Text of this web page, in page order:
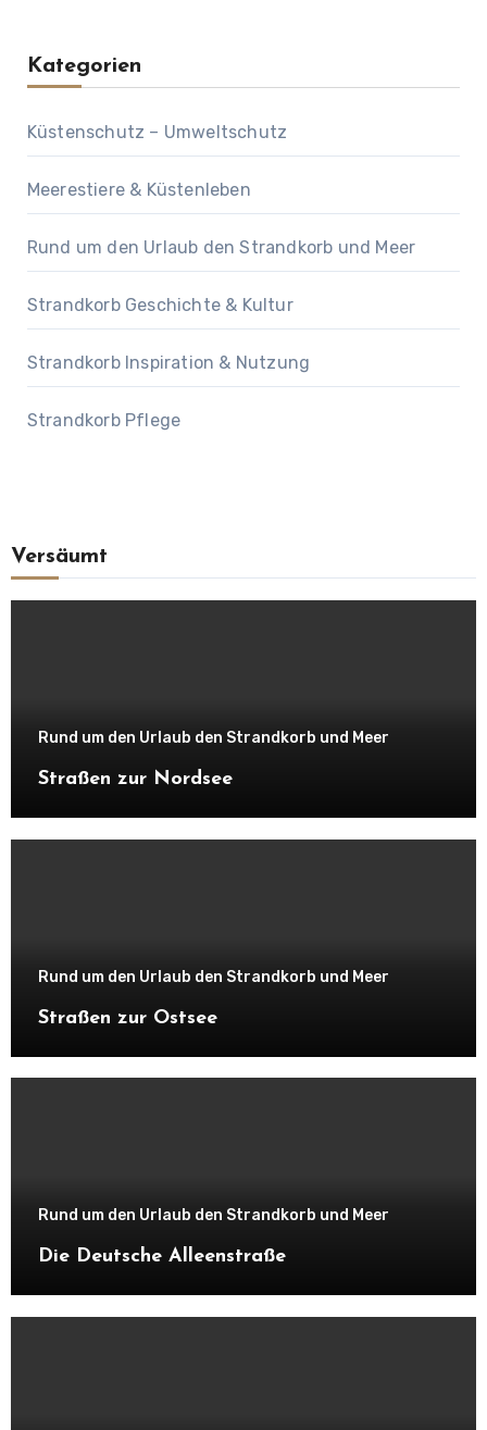
Kategorien
Küstenschutz – Umweltschutz
Meerestiere & Küstenleben
Rund um den Urlaub den Strandkorb und Meer
Strandkorb Geschichte & Kultur
Strandkorb Inspiration & Nutzung
Strandkorb Pflege
Versäumt
Rund um den Urlaub den Strandkorb und Meer
Straßen zur Nordsee
Rund um den Urlaub den Strandkorb und Meer
Straßen zur Ostsee
Rund um den Urlaub den Strandkorb und Meer
Die Deutsche Alleenstraße